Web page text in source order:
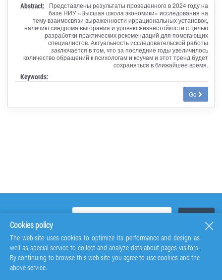
Abstract:
Представлены результаты проведенного в 2024 году на
базе НИУ «Высшая школа экономики» исследования на
тему взаимосвязи выраженности иррациональных установок,
наличию синдрома выгорания и уровню жизнестойкости с целью
разработки практических рекомендаций для помогающих
специалистов. Актуальность исследовательской работы
заключается в том, что за последние годы увеличилось
количество обращений к психологам и коучам и этот тренд будет
сохраняться в ближайшее время.
Keywords:
Go
Cookies policy
The web-site uses cookies to optimize its performance and design as
well as special service to collect and analyze data about pages visitors.
By continuing to browse this web-site you agree to use cookies and the
above service.